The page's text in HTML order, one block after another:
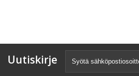
Uutiskirje